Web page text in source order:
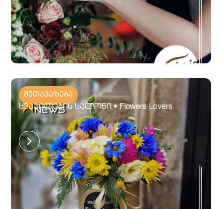
შეთავაზება
ყვავილების სალონი • Flowers Lovers